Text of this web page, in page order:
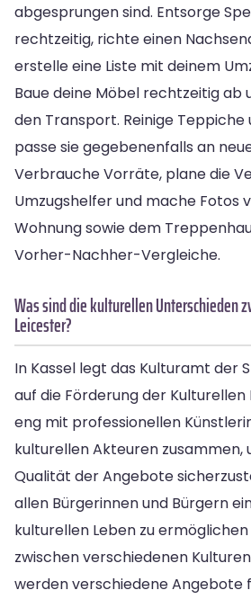
abgesprungen sind. Entsorge
rechtzeitig, richte einen
erstelle eine Liste mit deinem
Baue deine Möbel rechtzeitig ab
den Transport. Reinige Teppiche
passe sie gegebenenfalls an
Verbrauche Vorräte, plane die
Umzugshelfer und mache Fotos
Wohnung sowie dem
Vorher-Nachher-Vergleiche.
Was sind die kulturellen Unterschieden
Leicester?
In Kassel legt das Kulturamt der
auf die Förderung der Kulturellen
eng mit professionellen
kulturellen Akteuren zusammen,
Qualität der Angebote
allen Bürgerinnen und Bürgern
kulturellen Leben zu
zwischen verschiedenen
werden verschiedene Angebote